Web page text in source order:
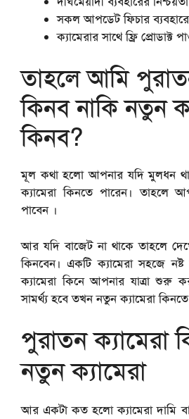
সকল আপডেট ফিচার
ক্যামেরার সাথে ফ্রি প্রোডাক্ট
তাহলে আমি
কিনব নাকি নতুন
কিনব?
মূল কথা হলো আপনার যদি মুলধন
ক্যামেরা কিনতে পারেন। তাহলে
পাবেন ।
আর যদি বাজেট না থাকে তাহলে
কিনবেন। একটি ক্যামেরা সহজে
ক্যামেরা কিনে আপনার যাত্রা শুরু
সামর্থ্য হবে তখন নতুন ক্যামেরা
পুরাতন ক্যামেরা
নতুন ক্যামেরা
আর একটা কত হলো ক্যামেরা দামি